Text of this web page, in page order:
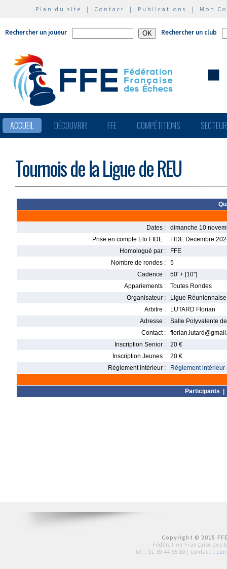
Plan du site | Contact | Publications | Mon
Rechercher un joueur Rechercher un club
ACCUEIL DÉCOUVRIR FFE COMPÉTITIONS
Tournois de la Ligue de REU
Dates :
dimanche 10
Prise en compte Elo FIDE :
FIDE Decembre
Homologué par :
FFE
Nombre de rondes :
5
Cadence :
50' + [10'']
Appariements :
Toutes Rondes
Organisateur :
Ligue
Arbitre :
LUTARD Florian
Adresse :
Salle Polyvalente
Contact :
Inscription Senior :
20 €
Inscription Jeunes :
20 €
Règlement intérieur :
Règlement intérieur
Participants
Copyright © 2015
Fédération Française des
tél : 01 39 44 65 80 | contact :